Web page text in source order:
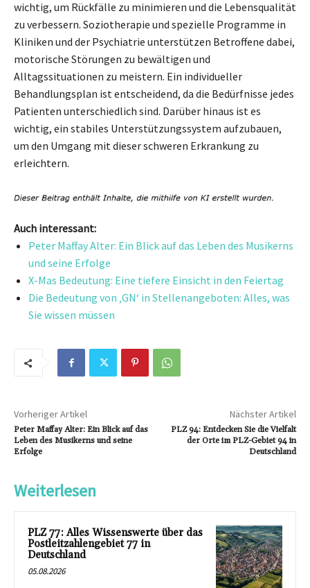
wichtig, um Rückfälle zu minimieren und die Lebensqualität
zu verbessern. Soziotherapie und spezielle Programme in
Kliniken und der Psychiatrie unterstützen Betroffene dabei,
motorische Störungen zu bewältigen und
Alltagssituationen zu meistern. Ein individueller
Behandlungsplan ist entscheidend, da die Bedürfnisse jedes
Patienten unterschiedlich sind. Darüber hinaus ist es
wichtig, ein stabiles Unterstützungssystem aufzubauen,
um den Umgang mit dieser schweren Erkrankung zu
erleichtern.
Auch interessant:
Peter Maffay Alter: Ein Blick auf das Leben des Musikerns
und seine Erfolge
X-Mas Bedeutung: Eine tiefere Einsicht in den Feiertag
Die Bedeutung von ‚GN‘ in Stellenangeboten: Alles, was
Sie wissen müssen
Vorheriger Artikel
Peter Maffay Alter: Ein Blick auf das
Leben des Musikerns und seine
Erfolge
Nächster Artikel
PLZ 94: Entdecken Sie die Vielfalt
der Orte im PLZ-Gebiet 94 in
Deutschland
Weiterlesen
PLZ 77: Alles Wissenswerte über das
Postleitzahlengebiet 77 in
Deutschland
05.08.2026